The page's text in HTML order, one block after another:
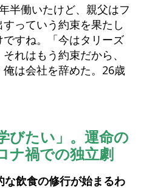
半働いたけど、親父はフ
っていう約束を果たし
すね。「今はタリーズ
れはもう約束だから、
は会社を辞めた。26歳
びたい」。運命の
ナ禍での独立劇
飲食の修行が始まるわ